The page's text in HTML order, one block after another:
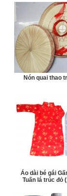
Nón quai thao
Áo dài bé gái
Tuấn lá trúc đỏ